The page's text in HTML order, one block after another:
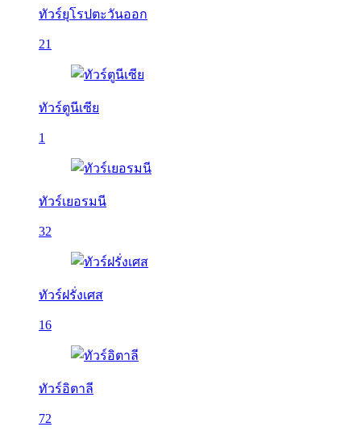
ทัวร์ยุโรปตะวันออก
21
ทัวร์ตูนีเซีย
1
ทัวร์เยอรมนี
32
ทัวร์ฝรั่งเศส
16
ทัวร์อิตาลี
72